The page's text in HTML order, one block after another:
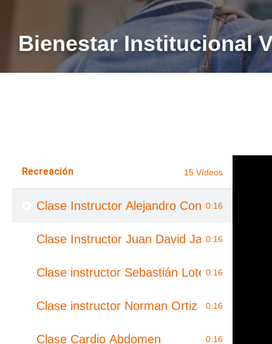
Bienestar Institucional
Recreación 15 Vídeos
Clase Instructor Alejandro Congote
0:16
Clase Instructor Juan David Jaramillo
0:16
Clase instructor Sebastián Lotero
0:16
Clase instructor Norman Ortiz 0:16
Clase Cardio Abdomen 0:16